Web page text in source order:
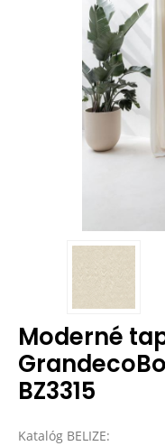
Moderné
BZ3315
Katalóg BELIZE: